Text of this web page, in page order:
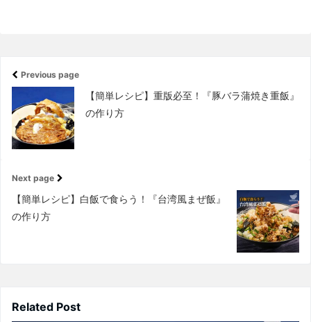
Previous page
【簡単レシピ】重版必至！『豚バラ蒲焼き重飯』
の作り方
Next page
【簡単レシピ】白飯で食らう！『台湾風まぜ飯』
の作り方
Related Post